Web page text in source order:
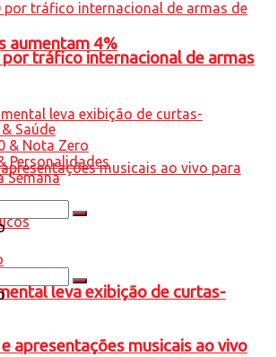
aumentam 4%
leva exibição de curtas-
apresentações musicais ao vivo
por tráfico internacional de armas
Saúde
& Nota Zero
Personalidades
Semana